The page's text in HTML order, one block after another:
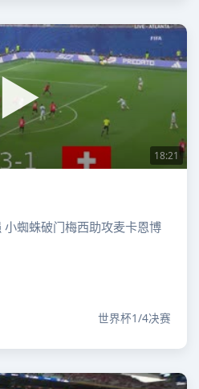
18:21
蜘蛛破门梅西助攻麦卡恩博
世界杯1/4决赛